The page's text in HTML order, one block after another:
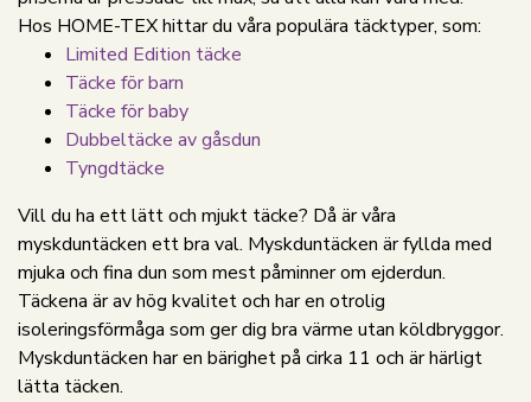
Hos HOME-TEX hittar du våra populära täcktyper, som:
Limited Edition täcke
Täcke för barn
Täcke för baby
Dubbeltäcke av gåsdun
Tyngdtäcke
Vill du ha ett lätt och mjukt täcke? Då är våra
myskduntäcken ett bra val. Myskduntäcken är fyllda med
mjuka och fina dun som mest påminner om ejderdun.
Täckena är av hög kvalitet och har en otrolig
isoleringsförmåga som ger dig bra värme utan köldbryggor.
Myskduntäcken har en bärighet på cirka 11 och är härligt
lätta täcken.